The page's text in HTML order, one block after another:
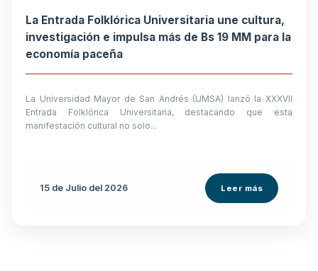
La Entrada Folklórica Universitaria une cultura,
investigación e impulsa más de Bs 19 MM para la
economía paceña
La Universidad Mayor de San Andrés (UMSA) lanzó la XXXVII
Entrada Folklórica Universitaria, destacando que esta
manifestación cultural no solo...
15 de Julio del 2026 Leer más